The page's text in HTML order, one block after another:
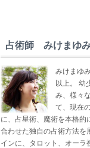
占術師 みけまゆ
みけまゆ
以上。 幼
み、様々
て、現在
に、占星術、魔術を本格的
合わせた独自の占術方法を
インに、タロット、オーラ